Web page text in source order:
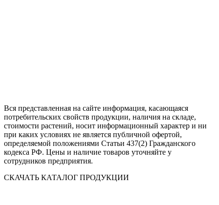
Вся представленная на сайте информация, касающаяся
потребительских свойств продукции, наличия на складе,
стоимости растений, носит информационный характер и ни
при каких условиях не является публичной офертой,
определяемой положениями Статьи 437(2) Гражданского
кодекса РФ. Цены и наличие товаров уточняйте у
сотрудников предприятия.
СКАЧАТЬ КАТАЛОГ ПРОДУКЦИИ